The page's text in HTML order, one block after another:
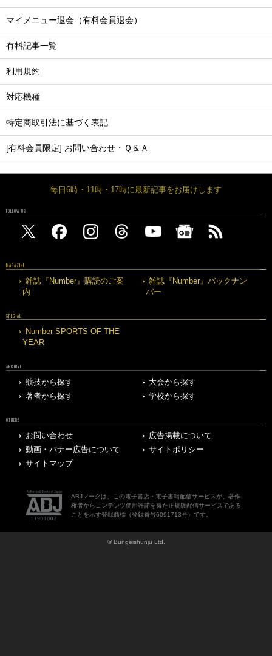
マイメニュー退会（有料会員退会）
有料記事一覧
利用規約
対応機種
特定商取引法に基づく表記
[有料会員限定] お問い合わせ・Ｑ＆Ａ
毎日6時・11時・17時に最新記事をお届けします
FOLLOW US
MAGAZINE
雑誌『Number』購読のご案
内
雑誌『Number』バックナン
バー
SPECIAL
Number SPORTS OF THE
YEAR
ARCHIVE
競技から探す
大会から探す
著者から探す
学校から探す
OTHERS
お問い合わせ
広告掲載について
動画・バナー広告について
サイトポリシー
サイトマップ
ABJマークは、この電子書店・電子書籍配信サービスが、著作
権者からコンテンツ使用許諾を得た正規版配信サービスである
ことを示す登録商標（登録番号6091713号）です。
© Bungeishunju Ltd.